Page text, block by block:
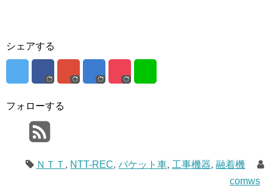
シェアする
フォローする
ＮＴＴ , NTT-REC,バケット車, 工事機器,融着機
comws